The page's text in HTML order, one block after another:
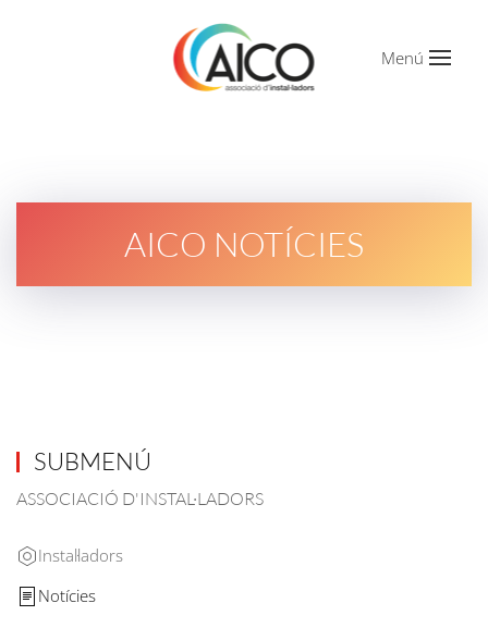
Menú
AICO NOTÍCIES
SUBMENÚ
ASSOCIACIÓ D'INSTAL·LADORS
Instal·ladors
Notícies